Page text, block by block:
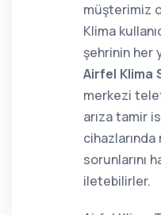
müşterimiz
Klima
şehrinin her
Airfel Klima
merkezi
arıza tamir
sorunlarını
iletebilirler.